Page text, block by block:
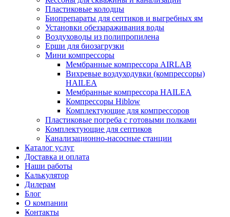
Пластиковые колодцы
Биопрепараты для септиков и выгребных ям
Установки обеззараживания воды
Воздуховоды из полипропилена
Ерши для биозагрузки
Мини компрессоры
Мембранные компрессора AIRLAB
Вихревые воздуходувки (компрессоры)
HAILEA
Мембранные компрессора HAILEA
Компрессоры Hiblow
Комплектующие для компрессоров
Пластиковые погреба с готовыми полками
Комплектующие для септиков
Канализационно-насосные станции
Каталог услуг
Доставка и оплата
Наши работы
Калькулятор
Дилерам
Блог
О компании
Контакты